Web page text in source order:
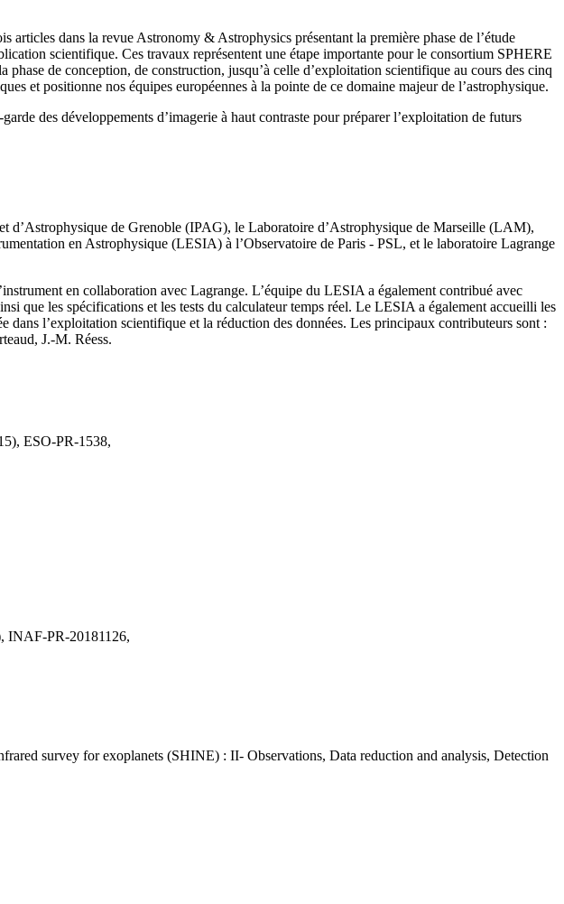
articles dans la revue Astronomy & Astrophysics présentant la première phase de l’étude
scientifique. Ces travaux représentent une étape importante pour le consortium SPHERE
de conception, de construction, jusqu’à celle d’exploitation scientifique au cours des cinq
et positionne nos équipes européennes à la pointe de ce domaine majeur de l’astrophysique.
des développements d’imagerie à haut contraste pour préparer l’exploitation de futurs
d’Astrophysique de Grenoble (IPAG), le Laboratoire d’Astrophysique de Marseille (LAM),
en Astrophysique (LESIA) à l’Observatoire de Paris - PSL, et le laboratoire Lagrange
en collaboration avec Lagrange. L’équipe du LESIA a également contribué avec
que les spécifications et les tests du calculateur temps réel. Le LESIA a également accueilli les
l’exploitation scientifique et la réduction des données. Les principaux contributeurs sont :
J.-M. Réess.
ESO-PR-1538,
INAF-PR-20181126,
survey for exoplanets (SHINE) : II- Observations, Data reduction and analysis, Detection